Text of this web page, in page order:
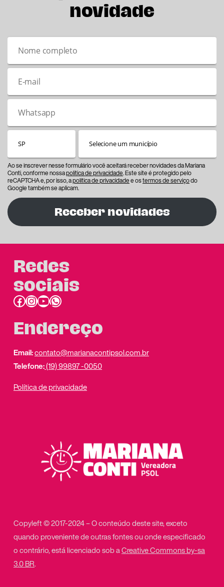
novidade
Ao se inscrever nesse formulário você aceitará receber novidades da Mariana
Conti, conforme nossapolítica de privacidade. Este site é protegido pelo
reCAPTCHA e, por isso, apolítica de privacidadee ostermos de serviçodo
Google também se aplicam.
Receber novidades
Redes
sociais
Facebook InstagramYoutube link do whatsapp
Endereço
Email:contato@marianacontipsol.com.br
Telefone:(19) 99897 -0050
Política de privacidade
Copyleft © 2017-2024 – O conteúdo deste site, exceto
quando proveniente de outras fontes ou onde especificado
o contrário, está licenciado sob aCreative Commons by-sa
3.0 BR.